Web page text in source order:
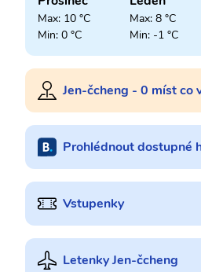
Max: 10 °C
Min: 0 °C
Max: 8 °C
Min: -1 °C
Jen-čcheng - 0 míst co
Prohlédnout dostupné
Vstupenky
Letenky Jen-čcheng